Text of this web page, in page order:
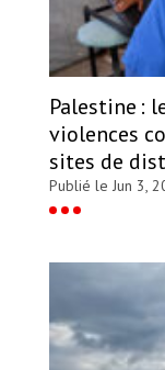
Palestine :
violences
sites de
Publié le Jun 3,